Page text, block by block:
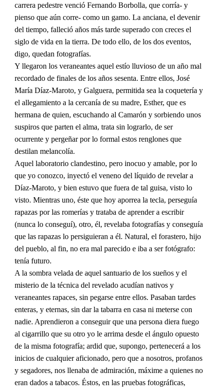
carrera pedestre venció Fernando Borbolla, que corría- y
pienso que aún corre- como un gamo. La anciana, el devenir
del tiempo, falleció años más tarde superado con creces el
siglo de vida en la tierra. De todo ello, de los dos eventos,
digo, quedan fotografías.
Y llegaron los veraneantes aquel estío lluvioso de un año mal
recordado de finales de los años sesenta. Entre ellos, José
María Díaz-Maroto, y Galguera, permitida sea la coquetería y
el allegamiento a la cercanía de su madre, Esther, que es
hermana de quien, escuchando al Camarón y sorbiendo unos
suspiros que parten el alma, trata sin lograrlo, de ser
ocurrente y pergeñar por lo formal estos renglones que
destilan melancolía.
Aquel laboratorio clandestino, pero inocuo y amable, por lo
que yo conozco, inyectó el veneno del líquido de revelar a
Díaz-Maroto, y bien estuvo que fuera de tal guisa, visto lo
visto. Mientras uno, éste que hoy aporrea la tecla, perseguía
rapazas por las romerías y trataba de aprender a escribir
(nunca lo conseguí), otro, él, revelaba fotografías y conseguía
que las rapazas lo persiguieran a él. Natural, el forastero, hijo
del pueblo, al fin, no era mal parecido e iba a ser fotógrafo:
tenía futuro.
A la sombra velada de aquel santuario de los sueños y el
misterio de la técnica del revelado acudían nativos y
veraneantes rapaces, sin pegarse entre ellos. Pasaban tardes
enteras, y eternas, sin dar la tabarra en casa ni meterse con
nadie. Aprendieron a conseguir que una persona diera fuego
al cigarrillo que su otro yo le arrima desde el ángulo opuesto
de la misma fotografía; ardid que, supongo, pertenecerá a los
inicios de cualquier aficionado, pero que a nosotros, profanos
y segadores, nos llenaba de admiración, máxime a quienes no
eran dados a tabacos. Éstos, en las pruebas fotográficas,